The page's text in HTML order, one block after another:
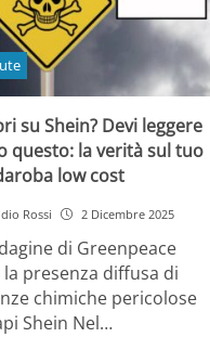
su Shein? Devi leggere
questo: la verità sul tuo
low cost
Rossi 2 Dicembre 2025
di Greenpeace
la presenza diffusa di
chimiche pericolose
Shein Nel…